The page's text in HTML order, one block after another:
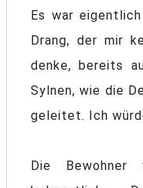
Es war
Drang, der mir
denke, bereits
Sylnen, wie die
geleitet. Ich
Die Bewohner